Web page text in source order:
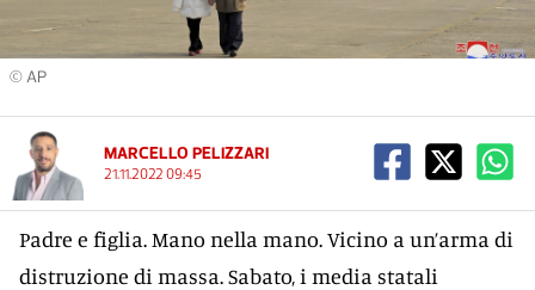
© AP
MARCELLO PELIZZARI
21.11.2022 09:45
Padre e figlia. Mano nella mano. Vicino a un’arma di
distruzione di massa. Sabato, i media statali